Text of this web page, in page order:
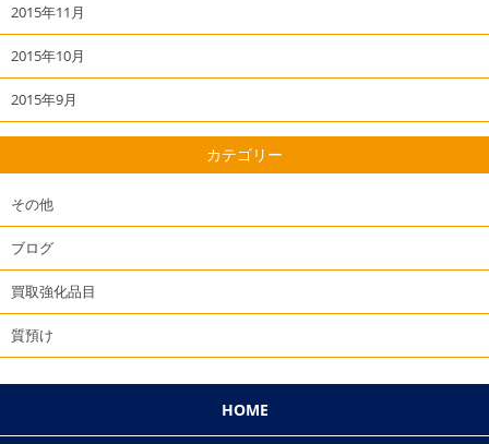
2015年11月
2015年10月
2015年9月
カテゴリー
その他
ブログ
買取強化品目
質預け
HOME